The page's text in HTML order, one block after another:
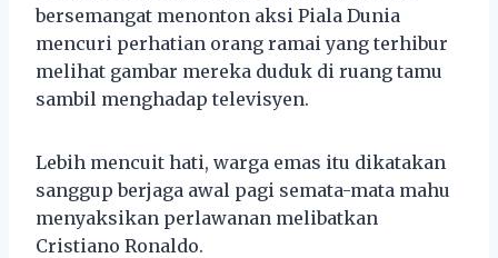
bersemangat menonton aksi Piala Dunia
mencuri perhatian orang ramai yang terhibur
melihat gambar mereka duduk di ruang tamu
sambil menghadap televisyen.
Lebih mencuit hati, warga emas itu dikatakan
sanggup berjaga awal pagi semata-mata mahu
menyaksikan perlawanan melibatkan
Cristiano Ronaldo.